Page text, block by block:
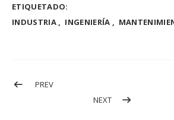
ETIQUETADO:
INDUSTRIA
INGENIERÍA
Navegación de entradas
PREV
NEXT POST: EFICACIA